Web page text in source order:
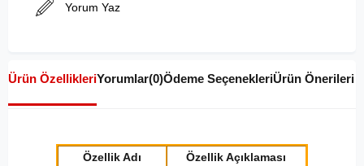
Yorum Yaz
Ürün ÖzellikleriYorumlar(0)Ödeme SeçenekleriÜrün Önerileri
Özellik Adı
Özellik Açıklaması